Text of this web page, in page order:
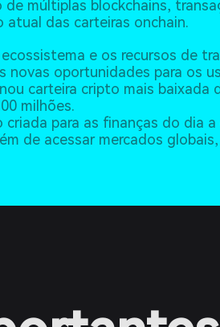
múltiplas blockchains,
das carteiras onchain.
e os recursos de
novas oportunidades para os
carteira cripto mais baixada
milhões.
para as finanças do dia a
de acessar mercados